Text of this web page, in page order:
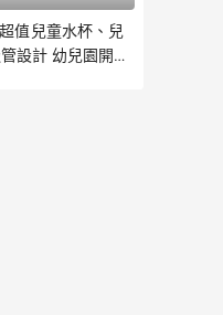
值兒童水杯、兒
設計 幼兒園開